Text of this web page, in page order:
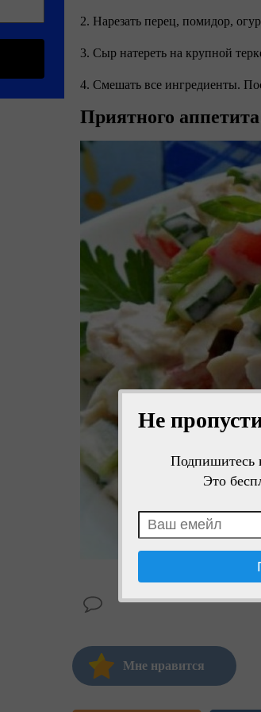
Не
Подпишитесь
Это
2. Нарезать перец, помидор,
3. Сыр натереть на крупной
4. Смешать все ингредиенты.
Приятного
Мне нравится